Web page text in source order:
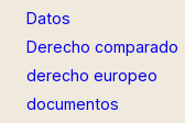
Datos
Derecho comparado
derecho europeo
documentos